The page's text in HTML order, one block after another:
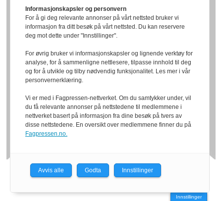
Innstillinger
Informasjonskapsler og personvern
For å gi deg relevante annonser på vårt nettsted bruker vi
informasjon fra ditt besøk på vårt nettsted. Du kan reservere
deg mot dette under "Innstillinger".
For øvrig bruker vi informasjonskapsler og lignende verktøy for
analyse, for å sammenligne nettlesere, tilpasse innhold til deg
og for å utvikle og tilby nødvendig funksjonalitet. Les mer i vår
personvernerklæring.
Vi er med i Fagpressen-nettverket. Om du samtykker under, vil
du få relevante annonser på nettstedene til medlemmene i
nettverket basert på informasjon fra dine besøk på tvers av
disse nettstedene. En oversikt over medlemmene finner du på
Fagpressen.no.
Avvis alle Godta Innstillinger